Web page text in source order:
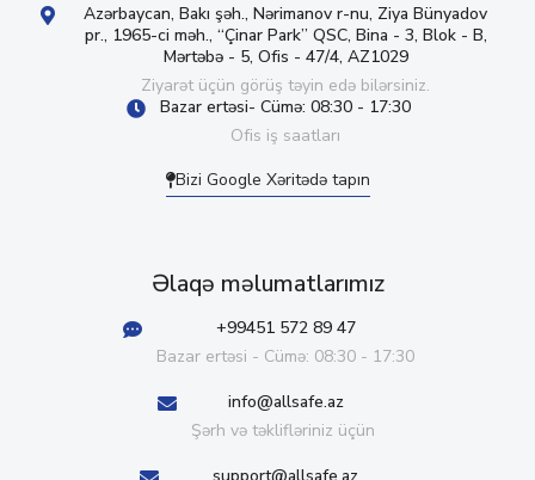
Azərbaycan, Bakı şəh., Nərimanov r-nu, Ziya Bünyadov
pr., 1965-ci məh., “Çinar Park” QSC, Bina - 3, Blok - B,
Mərtəbə - 5, Ofis - 47/4, AZ1029
Ziyarət üçün görüş təyin edə bilərsiniz.
Bazar ertəsi- Cümə: 08:30 - 17:30
Ofis iş saatları
Bizi Google Xəritədə tapın
Əlaqə məlumatlarımız
+99451 572 89 47
Bazar ertəsi - Cümə: 08:30 - 17:30
info@allsafe.az
Şərh və təklifləriniz üçün